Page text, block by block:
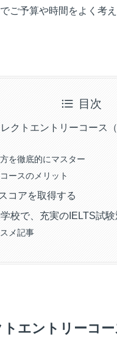
ご予算や時間をよく考
目次
クトエントリーコース
を徹底的にマスター
ースのメリット
コアを取得する
校で、充実のIELTS試
メ記事
エントリーコ